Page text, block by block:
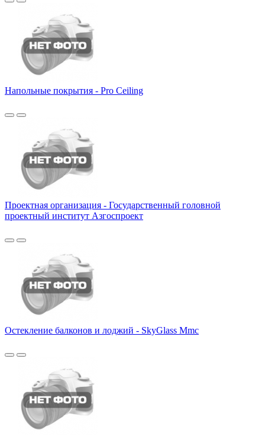
Напольные покрытия - Pro Ceiling
Проектная организация - Государственный головной
проектный институт Азгоспроект
Остекление балконов и лоджий - SkyGlass Mmc